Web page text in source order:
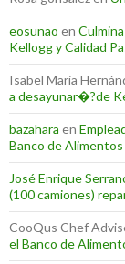
eosunao en
Kellogg y Calidad
Isabel Maria
a desayunar�?de
bazahara en
Banco de Alimentos
José Enrique
(100 camiones)
CooQus Chef
el Banco de